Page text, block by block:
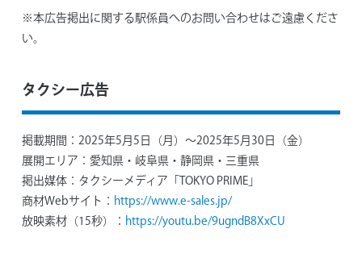
※本広告掲出に関する駅係員へのお問い合わせはご遠慮くださ
い。
タクシー広告
掲載期間： 2025年5月5日（月）～2025年5月30日（金）
展開エリア： 愛知県・岐阜県・静岡県・三重県
掲出媒体： タクシーメディア「TOKYO PRIME」
商材Webサイト： https://www.e-sales.jp/
放映素材（15秒）： https://youtu.be/9ugndB8XxCU